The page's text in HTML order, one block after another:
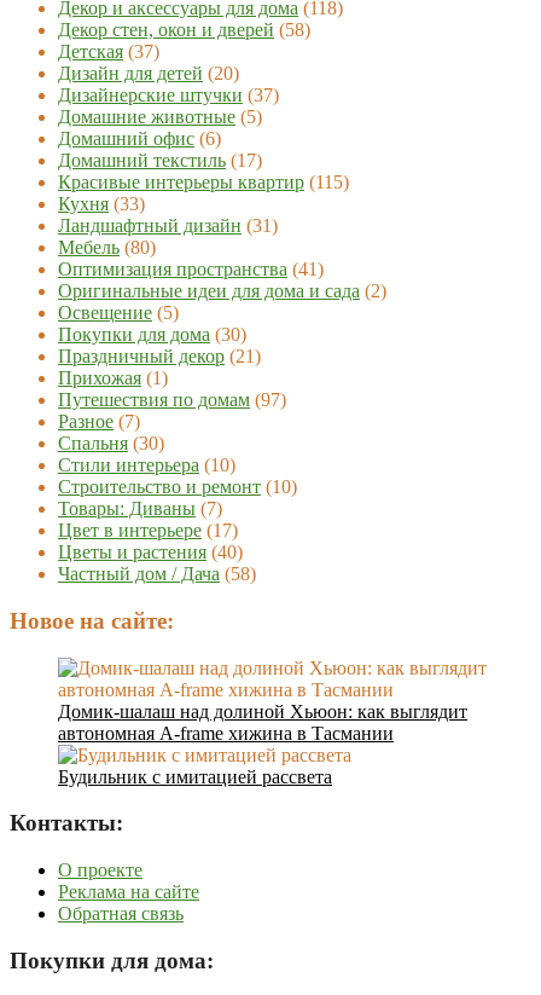
Декор и аксессуары для дома (118)
Декор стен, окон и дверей (58)
Детская (37)
Дизайн для детей (20)
Дизайнерские штучки (37)
Домашние животные (5)
Домашний офис (6)
Домашний текстиль (17)
Красивые интерьеры квартир (115)
Кухня (33)
Ландшафтный дизайн (31)
Мебель (80)
Оптимизация пространства (41)
Оригинальные идеи для дома и сада (2)
Освещение (5)
Покупки для дома (30)
Праздничный декор (21)
Прихожая (1)
Путешествия по домам (97)
Разное (7)
Спальня (30)
Стили интерьера (10)
Строительство и ремонт (10)
Товары: Диваны (7)
Цвет в интерьере (17)
Цветы и растения (40)
Частный дом / Дача (58)
Новое на сайте:
Домик-шалаш над долиной Хьюон: как выглядит
автономная A-frame хижина в Тасмании
Будильник с имитацией рассвета
Контакты:
О проекте
Реклама на сайте
Обратная связь
Покупки для дома: